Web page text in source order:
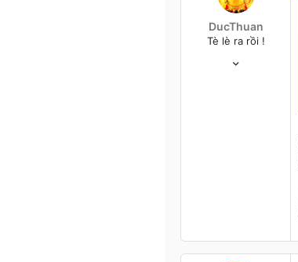
DucThuan
Tè lè ra rồi !